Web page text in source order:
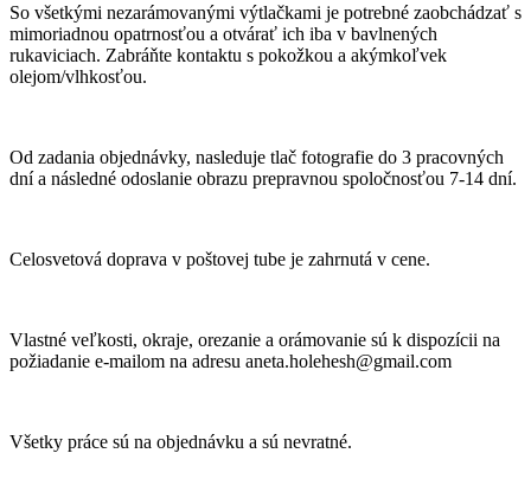
So všetkými nezarámovanými výtlačkami je potrebné zaobchádzať s
mimoriadnou opatrnosťou a otvárať ich iba v bavlnených
rukaviciach. Zabráňte kontaktu s pokožkou a akýmkoľvek
olejom/vlhkosťou.
Od zadania objednávky, nasleduje tlač fotografie do 3 pracovných
dní a následné odoslanie obrazu prepravnou spoločnosťou 7-14 dní.
Celosvetová doprava v poštovej tube je zahrnutá v cene.
Vlastné veľkosti, okraje, orezanie a orámovanie sú k dispozícii na
požiadanie e-mailom na adresu aneta.holehesh@gmail.com
Všetky práce sú na objednávku a sú nevratné.